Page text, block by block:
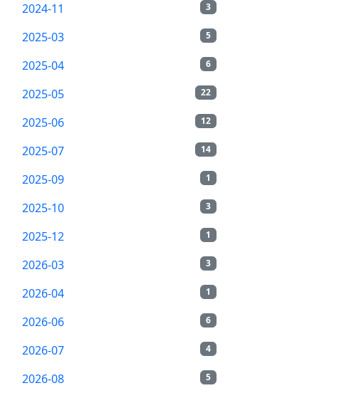
3
2024-11
5
2025-03
6
2025-04
22
2025-05
12
2025-06
14
2025-07
1
2025-09
3
2025-10
1
2025-12
3
2026-03
1
2026-04
6
2026-06
4
2026-07
5
2026-08